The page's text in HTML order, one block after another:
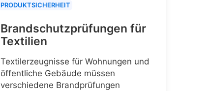
PRODUKTSICHERHEIT
Brandschutzprüfungen für
Textilien
Textilerzeugnisse für Wohnungen und
öffentliche Gebäude müssen
verschiedene Brandprüfungen